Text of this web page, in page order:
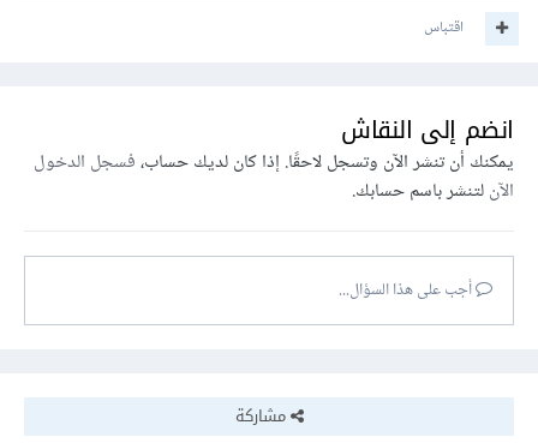
اقتباس
انضم إلى النقاش
يمكنك أن تنشر الآن وتسجل لاحقًا. إذا كان لديك حساب،فسجل الدخول
الآنلتنشر باسم حسابك.
أجب على هذا السؤال...
مشاركة